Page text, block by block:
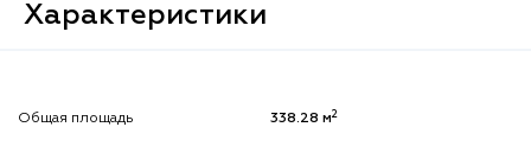
Характеристики
Общая площадь 338.28 м2